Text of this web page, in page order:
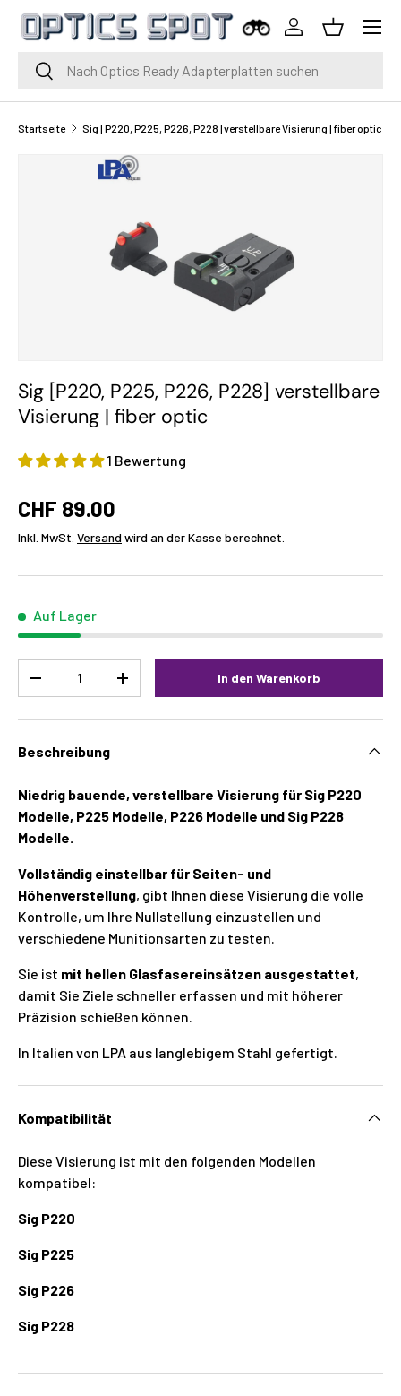
Zum Inhalt springen
SucheSuche
Einloggen
Korb
Menü
Startseite Sig [P220, P225, P226, P228] verstellbare Visierung | fiber optic
Sig [P220, P225, P226, P228] verstellbare
Visierung | fiber optic
1 Bewertung
CHF 89.00
Inkl. MwSt. Versand wird an der Kasse berechnet.
Auf Lager
-
+ In den Warenkorb
Beschreibung
Niedrig bauende, verstellbare Visierung für Sig P220
Modelle, P225 Modelle, P226 Modelle und Sig P228
Modelle.
Vollständig einstellbar für Seiten- und
Höhenverstellung, gibt Ihnen diese Visierung die volle
Kontrolle, um Ihre Nullstellung einzustellen und
verschiedene Munitionsarten zu testen.
Sie ist mit hellen Glasfasereinsätzen ausgestattet,
damit Sie Ziele schneller erfassen und mit höherer
Präzision schießen können.
In Italien von LPA aus langlebigem Stahl gefertigt.
Kompatibilität
Diese Visierung ist mit den folgenden Modellen
kompatibel:
Sig P220
Sig P225
Sig P226
Sig P228